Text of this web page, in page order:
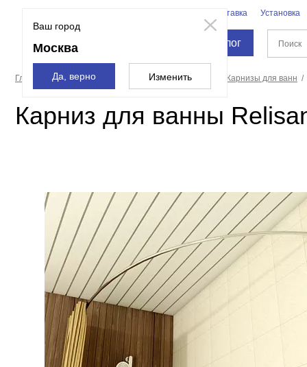
Ваш город
Москва
Да, верно Изменить
Доставка Установка
Каталог
Главная страница Полотенцесушители, карнизы Карнизы для ванн
Карниз для ванны